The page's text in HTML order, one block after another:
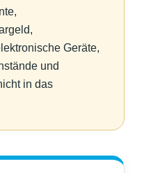
Geräte,
und
in das